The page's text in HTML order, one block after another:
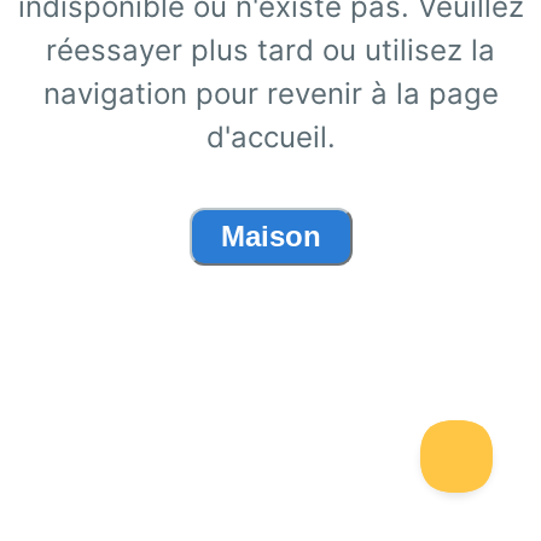
réessayer plus tard ou utilisez la
navigation pour revenir à la page
d'accueil.
Maison